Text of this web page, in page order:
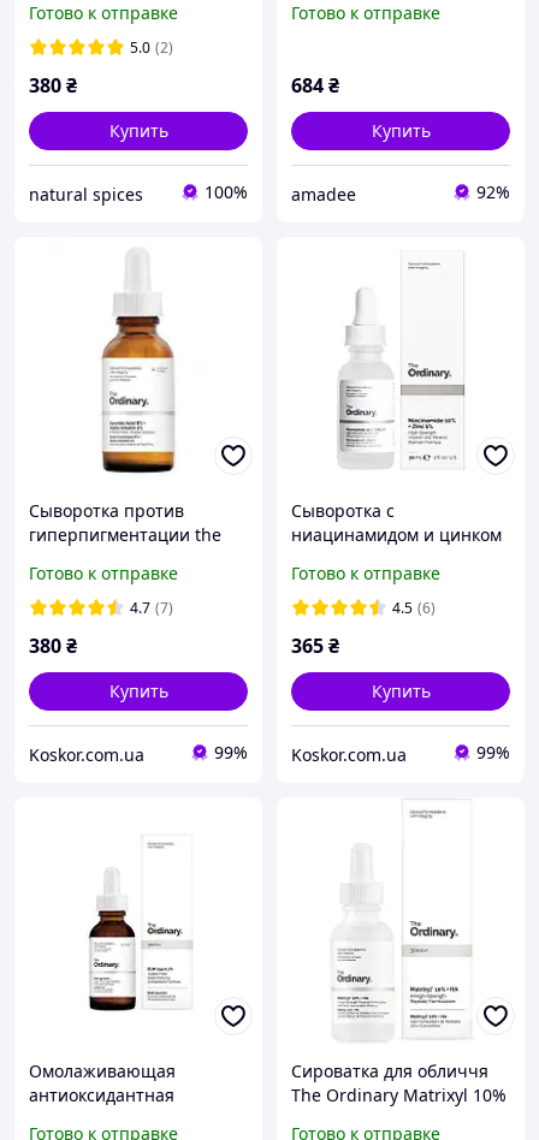
Niacinamide 10% + Zinc
1% - 30ml (оригинал)
Готово к отправке
5.0 (2)
380₴
Купить
natural spices 100%
Ordinary Amino Acid + B5,
Готово к отправке
684₴
Купить
amadee 92%
Сыворотка против
гиперпигментации the
+ alpha arbutin 2 %
Готово к отправке
4.7 (7)
380₴
Купить
Koskor.com.ua 99%
Сыворотка с
ниацинамидом и цинком
10% + Zinc 1% , 30 мл
Готово к отправке
4.5 (6)
365₴
Купить
Koskor.com.ua 99%
Омолаживающая
антиоксидантная
Готово к отправке
Cироватка для обличчя
The Ordinary Matrixyl 10%
Готово к отправке